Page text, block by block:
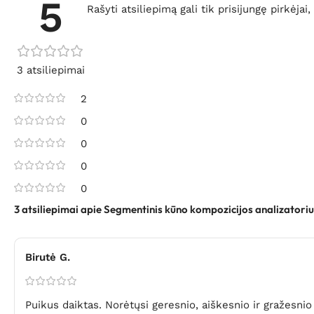
5
3 atsiliepimai
2
0
0
0
0
3 atsiliepimai apieSegmentinis kūno kompozicijos
Birutė G.
Puikus daiktas. Norėtųsi geresnio, aiškesnio ir
Rašyti atsiliepimą gali tik prisijungę